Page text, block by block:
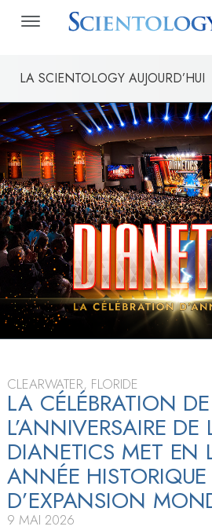
LA SCIENTOLOGY AUJOURD’HUI
CLEARWATER, FLORIDE
LA CÉLÉBRATION DE
L’ANNIVERSAIRE DE
DIANETICS MET EN
ANNÉE HISTORIQUE
D’EXPANSION
9 MAI 2026